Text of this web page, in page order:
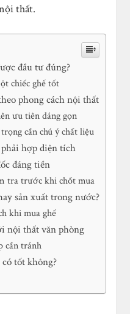
thất.
đầu tư đúng?
chiếc ghế tốt
phong cách nội thất
ưu tiên dáng gọn
cần chú ý chất liệu
hợp diện tích
đáng tiền
tra trước khi chốt mua
sản xuất trong nước?
khi mua ghế
nội thất văn phòng
cần tránh
tốt không?